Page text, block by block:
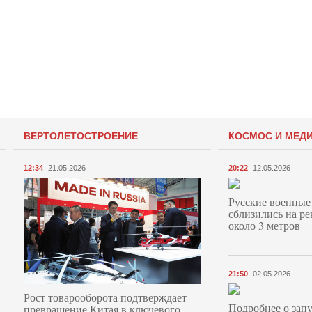
ВЕРТОЛЕТОСТРОЕНИЕ
12:34 21.05.2026
Рост товарооборота подтверждает
превращение Китая в ключевого
КОСМОС И
20:22 12.05.2026
Русские
сблизились на
около 3 метров
21:50 02.05.2026
Подробнее о